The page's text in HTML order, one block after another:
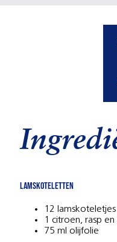
Lamskoteletten
12 lamskoteletjes
1 citroen, rasp en
75 ml olijfolie